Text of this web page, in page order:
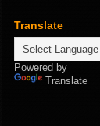
Translate
Powered by
Translate